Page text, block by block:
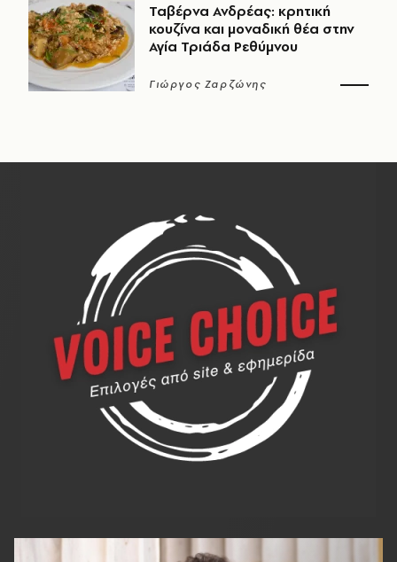
Ταβέρνα Ανδρέας: κρητική
κουζίνα και μοναδική θέα στην
Αγία Τριάδα Ρεθύμνου
Γιώργος Ζαρζώνης